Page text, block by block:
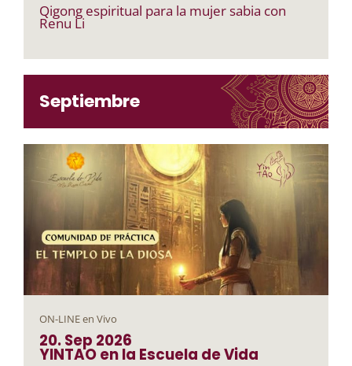
Qigong espiritual para la mujer sabia con
Renu Li
Septiembre
ON-LINE en Vivo
20. Sep 2026
YINTAO en la Escuela de Vida